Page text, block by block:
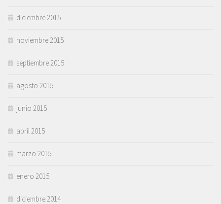
diciembre 2015
noviembre 2015
septiembre 2015
agosto 2015
junio 2015
abril 2015
marzo 2015
enero 2015
diciembre 2014